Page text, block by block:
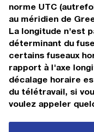
norme UTC
au méridien de
La longitude n'est
déterminant du
certains fuseaux
rapport à l'axe
décalage horaire
du télétravail, si
voulez appeler